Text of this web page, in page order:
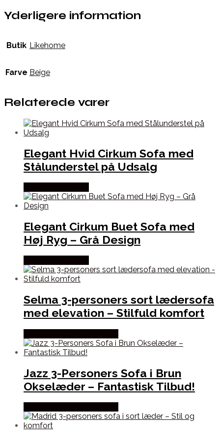
Yderligere information
Butik Likehome
Farve Beige
Relaterede varer
Elegant Hvid Cirkum Sofa med
Stålunderstel på Udsalg
Elegant Cirkum Buet Sofa med
Høj Ryg – Grå Design
Selma 3-personers sort lædersofa
med elevation – Stilfuld komfort
Jazz 3-Personers Sofa i Brun
Okselæder – Fantastisk Tilbud!